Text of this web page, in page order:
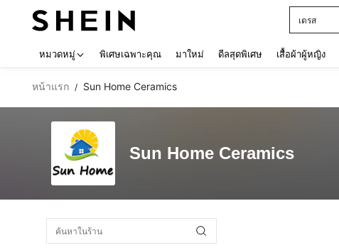
เดรส
หมวดหมู่ พิเศษเฉพาะคุณ มาใหม่ ดีลสุดพิเศษ เสื้อผ้าผู้หญิง
หน้าแรก / Sun Home Ceramics
Sun Home Ceramics